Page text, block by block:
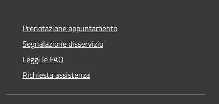
Prenotazione appuntamento
Segnalazione disservizio
Leggi le FAQ
Richiesta assistenza